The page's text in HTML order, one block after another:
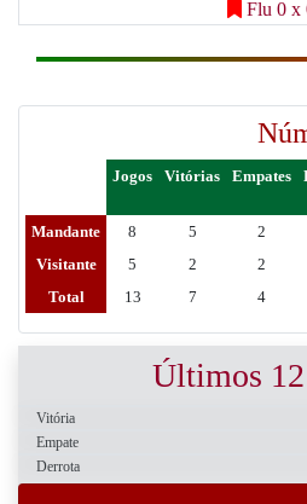
Flu 0 x
Jogos Vitórias Empates
Mandante 8 5 2
Visitante
5 2 2
Total
13 7 4
Últimos 12
Vitória
Empate
Derrota